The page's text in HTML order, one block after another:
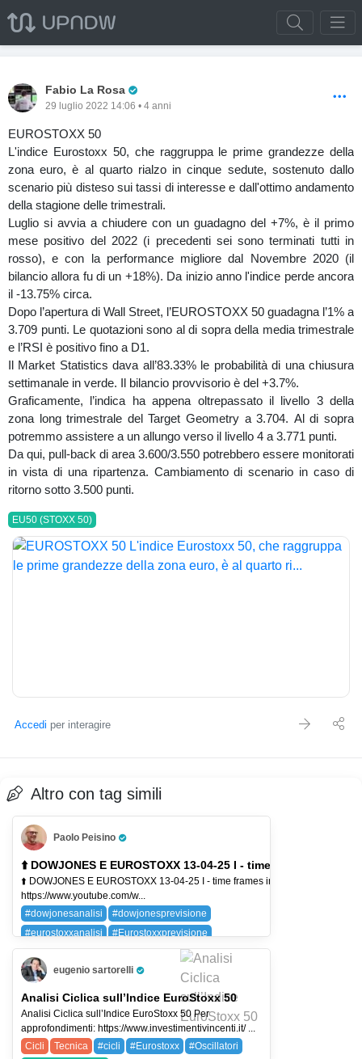
Fabio La Rosa
29 luglio 2022 14:06 • 4 anni
EUROSTOXX 50
L'indice Eurostoxx 50, che raggruppa le prime grandezze della
zona euro, è al quarto rialzo in cinque sedute, sostenuto dallo
scenario più disteso sui tassi di interesse e dall'ottimo andamento
della stagione delle trimestrali.
Luglio si avvia a chiudere con un guadagno del +7%, è il primo
mese positivo del 2022 (i precedenti sei sono terminati tutti in
rosso), e con la performance migliore dal Novembre 2020 (il
bilancio allora fu di un +18%). Da inizio anno l'indice perde ancora
il -13.75% circa.
Dopo l’apertura di Wall Street, l’EUROSTOXX 50 guadagna l’1% a
3.709 punti. Le quotazioni sono al di sopra della media trimestrale
e l’RSI è positivo fino a D1.
Il Market Statistics dava all’83.33% le probabilità di una chiusura
settimanale in verde. Il bilancio provvisorio è del +3.7%.
Graficamente, l’indica ha appena oltrepassato il livello 3 della
zona long trimestrale del Target Geometry a 3.704. Al di sopra
potremmo assistere a un allungo verso il livello 4 a 3.771 punti.
Da qui, pull-back di area 3.600/3.550 potrebbero essere monitorati
in vista di una ripartenza. Cambiamento di scenario in caso di
ritorno sotto 3.500 punti.
EU50 (STOXX 50)
Accedi per interagire
Altro con tag simili
Paolo Peisino
Pro Trader
⬆️ DOWJONES E EUROSTOXX 13-04-25 I -
⬆️ DOWJONES E EUROSTOXX 13-04-25 I - time frames inferiori indicano long
https://www.youtube.com/w...
#dowjonesanalisi
#dowjonesprevisione
#eurostoxxanalisi
#Eurostoxxprevisione
DJI (DOW JONES)
EU50 (STOXX 50)
eugenio sartorelli
Pro Trader
Analisi Ciclica sull’Indice EuroStoxx 50
Analisi Ciclica sull’Indice EuroStoxx 50 Per
approfondimenti: https://www.investimentivincenti.it/ ...
Cicli
Tecnica #cicli #Eurostoxx
#Oscillatori